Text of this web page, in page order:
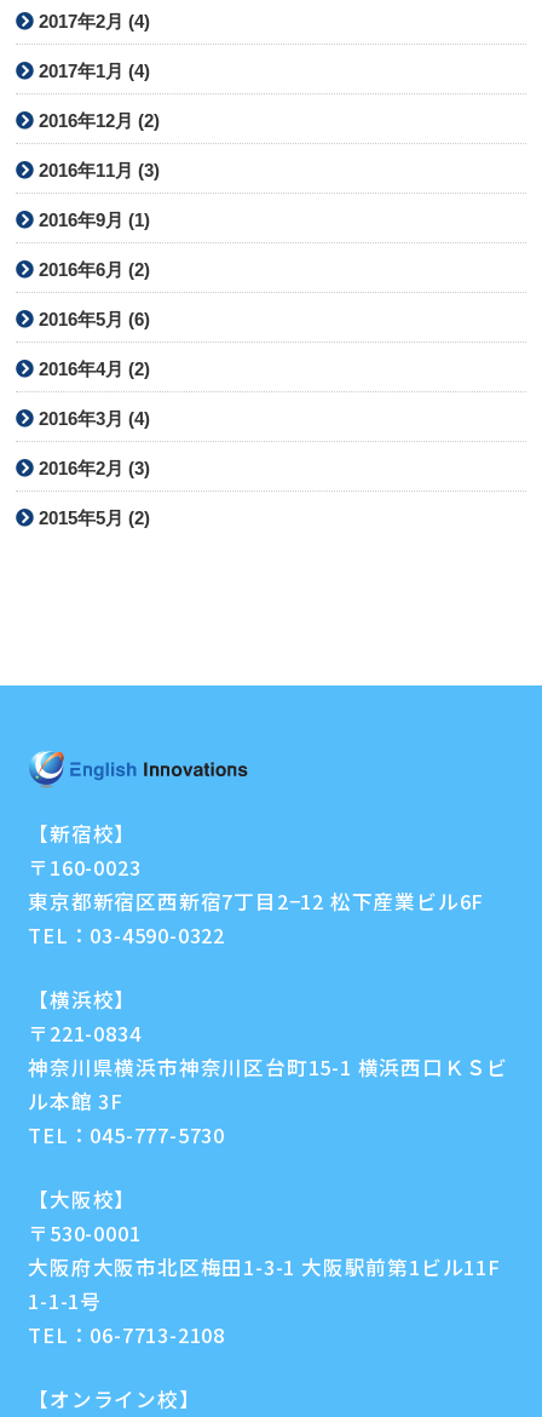
2017年2月 (4)
2017年1月 (4)
2016年12月 (2)
2016年11月 (3)
2016年9月 (1)
2016年6月 (2)
2016年5月 (6)
2016年4月 (2)
2016年3月 (4)
2016年2月 (3)
2015年5月 (2)
【新宿校】
〒160-0023
東京都新宿区西新宿7丁目2−12 松下産業ビル6F
TEL： 03-4590-0322
【横浜校】
〒221-0834
神奈川県横浜市神奈川区台町15-1 横浜西口ＫＳビ
ル本館 3F
TEL： 045-777-5730
【大阪校】
〒530-0001
大阪府大阪市北区梅田1-3-1 大阪駅前第1ビル11F
1-1-1号
TEL： 06-7713-2108
【オンライン校】